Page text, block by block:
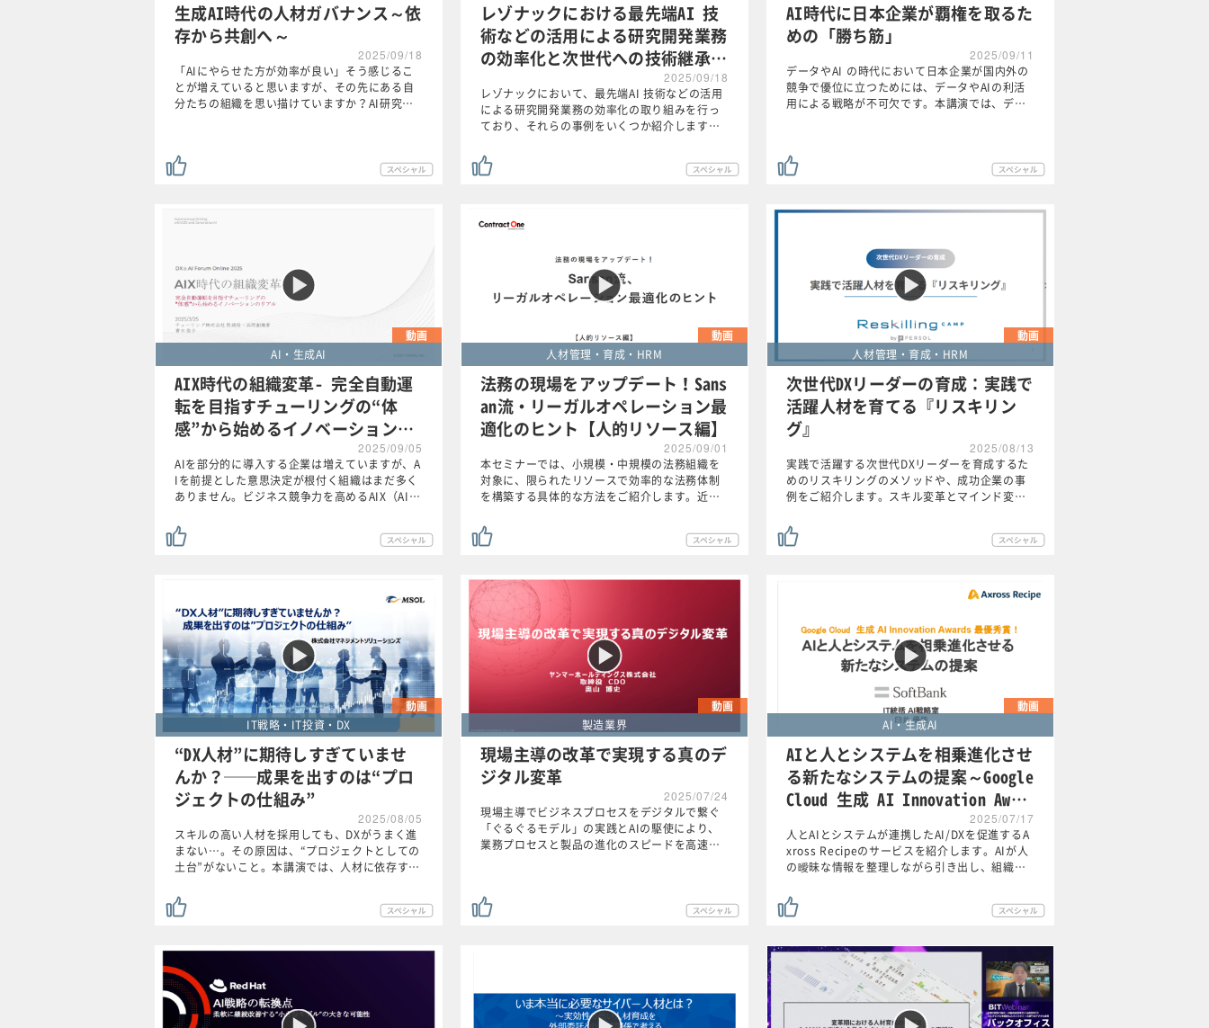
生成AI時代の人材ガバナンス～依
存から共創へ～
2025/09/18
「AIにやらせた方が効率が良い」そう感じるこ
とが増えていると思いますが、その先にある自
分たちの組織を思い描けていますか？AI研究…
レゾナックにおける最先端AI 技
術などの活用による研究開発業務
の効率化と次世代への技術継承…
2025/09/18
レゾナックにおいて、最先端AI 技術などの活用
による研究開発業務の効率化の取り組みを行っ
ており、それらの事例をいくつか紹介します…
AI時代に日本企業が覇権を取るた
めの「勝ち筋」
2025/09/11
データやAI の時代において日本企業が国内外の
競争で優位に立つためには、データやAIの利活
用による戦略が不可欠です。本講演では、デ…
動画
AI・生成AI
AIX時代の組織変革- 完全自動運
転を目指すチューリングの“体
感”から始めるイノベーション…
2025/09/05
AIを部分的に導入する企業は増えていますが、A
Iを前提とした意思決定が根付く組織はまだ多く
ありません。ビジネス競争力を高めるAIX（AI…
動画
人材管理・育成・HRM
法務の現場をアップデート！Sans
an流・リーガルオペレーション最
適化のヒント【人的リソース編】
2025/09/01
本セミナーでは、小規模・中規模の法務組織を
対象に、限られたリソースで効率的な法務体制
を構築する具体的な方法をご紹介します。近…
動画
人材管理・育成・HRM
次世代DXリーダーの育成：実践で
活躍人材を育てる『リスキリン
グ』
2025/08/13
実践で活躍する次世代DXリーダーを育成するた
めのリスキリングのメソッドや、成功企業の事
例をご紹介します。スキル変革とマインド変…
動画
IT戦略・IT投資・DX
“DX人材”に期待しすぎていませ
んか？──成果を出すのは“プロ
ジェクトの仕組み”
2025/08/05
スキルの高い人材を採用しても、DXがうまく進
まない…。その原因は、“プロジェクトとしての
土台”がないこと。本講演では、人材に依存す…
動画
製造業界
現場主導の改革で実現する真のデ
ジタル変革
2025/07/24
現場主導でビジネスプロセスをデジタルで繋ぐ
「ぐるぐるモデル」の実践とAIの駆使により、
業務プロセスと製品の進化のスピードを高速…
動画
AI・生成AI
AIと人とシステムを相乗進化させ
る新たなシステムの提案～Google
Cloud 生成 AI Innovation Aw…
2025/07/17
人とAIとシステムが連携したAI/DXを促進するA
xross Recipeのサービスを紹介します。AIが人
の曖昧な情報を整理しながら引き出し、組織…